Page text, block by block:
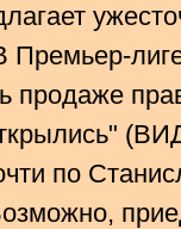
продаже
по